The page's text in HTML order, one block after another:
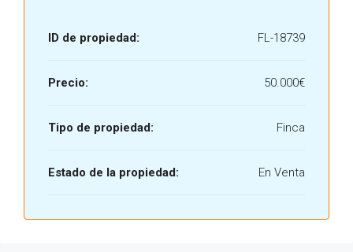
ID de propiedad: FL-18739
Precio: 50.000€
Tipo de propiedad: Finca
Estado de la propiedad: En Venta